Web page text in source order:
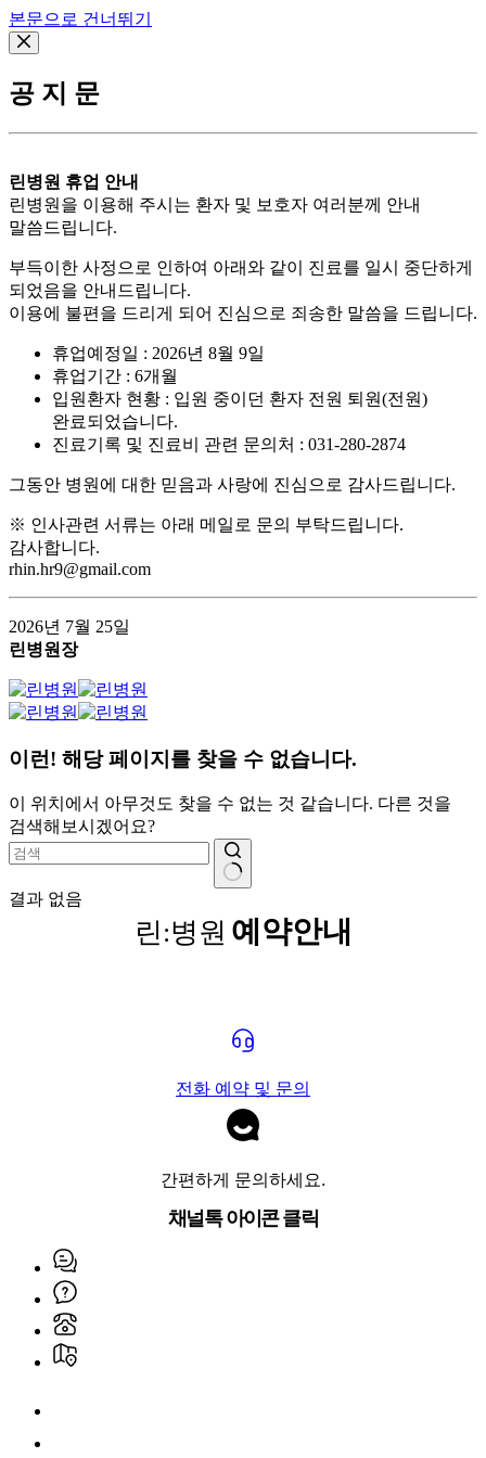
본문으로 건너뛰기
공 지 문
린병원 휴업 안내
린병원을 이용해 주시는 환자 및 보호자 여러분께 안내
말씀드립니다.
부득이한 사정으로 인하여 아래와 같이 진료를 일시 중단하게
되었음을 안내드립니다.
이용에 불편을 드리게 되어 진심으로 죄송한 말씀을 드립니다.
휴업예정일 : 2026년 8월 9일
휴업기간 : 6개월
입원환자 현황 : 입원 중이던 환자 전원 퇴원(전원)
완료되었습니다.
진료기록 및 진료비 관련 문의처 : 031-280-2874
그동안 병원에 대한 믿음과 사랑에 진심으로 감사드립니다.
※ 인사관련 서류는 아래 메일로 문의 부탁드립니다.
감사합니다.
rhin.hr9@gmail.com
2026년 7월 25일
린병원장
이런! 해당 페이지를 찾을 수 없습니다.
이 위치에서 아무것도 찾을 수 없는 것 같습니다. 다른 것을
검색해보시겠어요?
결과 없음
린:병원 예약안내
전화 예약 및 문의
간편하게 문의하세요.
채널톡 아이콘 클릭